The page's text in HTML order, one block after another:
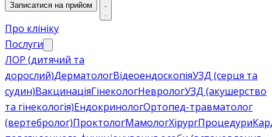
Записатися на прийом
Про клініку
Послуги
ЛОР (дитячий та
дорослий)ДерматологВідеоендоскопіяУЗД (серця та
судин)ВакцинаціяГінекологНеврологУЗД (акушерство
та гінекологія)ЕндокринологОртопед-травматолог
(вертебролог)ПроктологМамологХірургПроцедури